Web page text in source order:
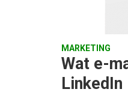
MARKETING
Wat e-
LinkedIn